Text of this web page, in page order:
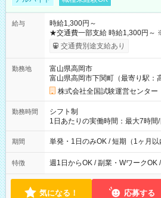
給与
時給1,300円～
★交通費一部支給 時給1,300円～ ※試験・役割により手当あり
※勤務回数により昇給あり 【即
り！】 希望される場合、勤務か
例】 ・河合塾模擬試験 8:30～
×8時間＝日収10,400円＋交通費 ※
円の場合あり ・国家試験 7:00～
円（役割手当＋100円）×6時間＝日収
間】試用期間なし
交通費別途支給あり
勤務地
富山県高岡市
富山県高岡市下関町（最寄り駅：
株式会社全国試験運営センター
勤務時間
シフト制
1日あたりの実働時間：最大7時
間は 試験により異なります。
期間 単発・1日のみOK / 短期（1ヶ月以
特徴 週1日からOK / 副業・WワークOK
気になる！ 応募する